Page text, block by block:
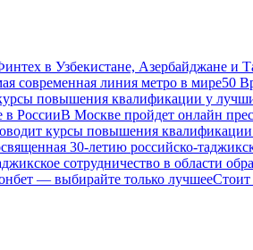
в Узбекистане, Азербайджане
современная линия метро в мире50
повышения квалификации у
в РоссииВ Москве пройдет онлайн
курсы повышения квалификации
30-летию российско-
сотрудничество в области
— выбирайте только лучшееСтоит